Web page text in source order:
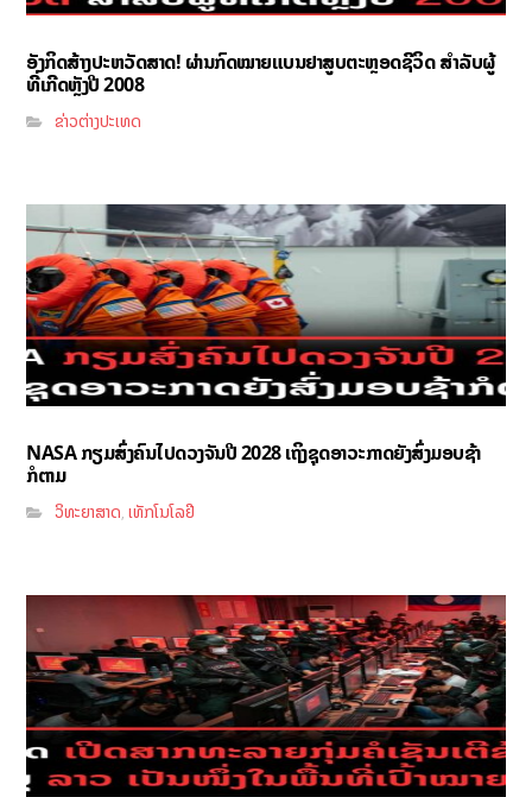
ອັງກິດສ້າງປະຫວັດສາດ! ຜ່ານກົດໝາຍແບນຢາສູບຕະຫຼອດຊີວິດ ສຳລັບຜູ້
ທີ່ເກີດຫຼັງປີ 2008
ຂ່າວຕ່າງປະເທດ
NASA ກຽມສົ່ງຄົນໄປດວງຈັນປີ 2028 ເຖິງຊຸດອາວະກາດຍັງສົ່ງມອບຊ້າ
ກໍຕາມ
ວິທະຍາສາດ,ເທັກໂນໂລຢີ